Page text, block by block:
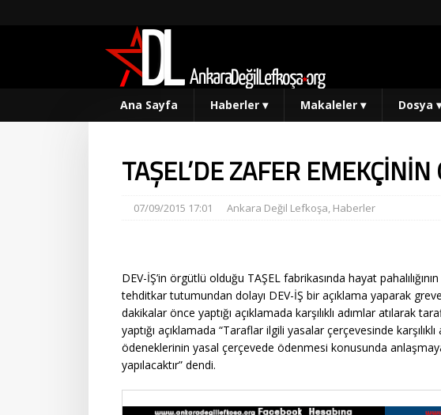
Ana Sayfa Haberler ▾ Makaleler ▾ Dosya ▾
TAŞEL’DE ZAFER
07/09/2015 17:01 Ankara Değil Lefkoşa, Haberler
DEV-İŞ’in örgütlü olduğu TAŞEL fabrikasında hayat
tehditkar tutumundan dolayı DEV-İŞ bir açıklama yaparak
dakikalar önce yaptığı açıklamada karşılıklı adımlar atılarak
yaptığı açıklamada “Taraflar ilgili yasalar çerçevesinde karşılıklı
ödeneklerinin yasal çerçevede ödenmesi konusunda anlaşmaya
yapılacaktır” dendi.